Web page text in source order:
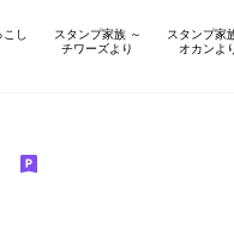
こし
スタンプ家族 ～
チワーズより
スタンプ家
オカンよ